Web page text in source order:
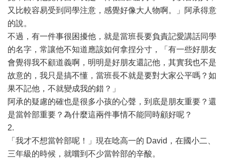
又比較容易受到同學注意，感覺好像大人物啊。」阿承得意
的說。
不過，有一件事很困擾他，就是當班長要負責記愛講話同學
的名字，常讓他不知道應該如何拿捏分寸，「有一些好朋友
會覺得我不顧道義啊，明明是好朋友還記他，其實我也不是
故意的，我只是搞不懂，當班長不就是要對大家公平嗎？如
果不記他，不就變成我的錯？」
阿承的疑慮的確也是很多小孩的心聲，到底是朋友重要？還
是當幹部重要？為什麼這兩件事情不能同時顧好呢？
2.
「我才不想當幹部呢！」現在唸高一的 David，在國小二、
三年級的時候，就嚐到不少當幹部的辛酸。